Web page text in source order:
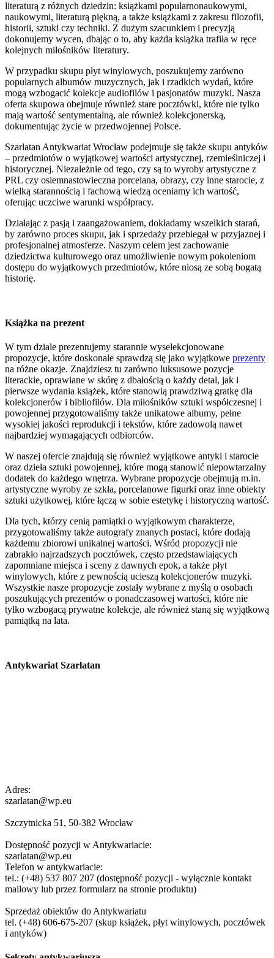
literaturą z różnych dziedzin: książkami popularnonaukowymi,
naukowymi, literaturą piękną, a także książkami z zakresu filozofii,
historii, sztuki czy techniki. Z dużym szacunkiem i precyzją
dokonujemy wycen, dbając o to, aby każda książka trafiła w ręce
kolejnych miłośników literatury.
W przypadku skupu płyt winylowych, poszukujemy zarówno
popularnych albumów muzycznych, jak i rzadkich wydań, które
mogą wzbogacić kolekcje audiofilów i pasjonatów muzyki. Nasza
oferta skupowa obejmuje również stare pocztówki, które nie tylko
mają wartość sentymentalną, ale również kolekcjonerską,
dokumentując życie w przedwojennej Polsce.
Szarlatan Antykwariat Wrocław podejmuje się także skupu antyków
– przedmiotów o wyjątkowej wartości artystycznej, rzemieślniczej i
historycznej. Niezależnie od tego, czy są to wyroby artystyczne z
PRL czy osiemnastowieczna porcelana, obrazy, czy inne starocie, z
wielką starannością i fachową wiedzą oceniamy ich wartość,
oferując uczciwe warunki współpracy.
Działając z pasją i zaangażowaniem, dokładamy wszelkich starań,
by zarówno proces skupu, jak i sprzedaży przebiegał w przyjaznej i
profesjonalnej atmosferze. Naszym celem jest zachowanie
dziedzictwa kulturowego oraz umożliwienie nowym pokoleniom
dostępu do wyjątkowych przedmiotów, które niosą ze sobą bogatą
historię.
Książka na prezent
W tym dziale prezentujemy starannie wyselekcjonowane
propozycje, które doskonale sprawdzą się jako wyjątkowe prezenty
na różne okazje. Znajdziesz tu zarówno luksusowe pozycje
literackie, oprawiane w skórę z dbałością o każdy detal, jak i
pierwsze wydania książek, które stanowią prawdziwą gratkę dla
kolekcjonerów i bibliofilów. Dla miłośników sztuki współczesnej i
powojennej przygotowaliśmy także unikatowe albumy, pełne
wysokiej jakości reprodukcji i tekstów, które zadowolą nawet
najbardziej wymagających odbiorców.
W naszej ofercie znajdują się również wyjątkowe antyki i starocie
oraz dzieła sztuki powojennej, które mogą stanowić niepowtarzalny
dodatek do każdego wnętrza. Wybrane propozycje obejmują m.in.
artystyczne wyroby ze szkła, porcelanowe figurki oraz inne obiekty
sztuki użytkowej, które łączą w sobie estetykę i historyczną wartość.
Dla tych, którzy cenią pamiątki o wyjątkowym charakterze,
przygotowaliśmy także autografy znanych postaci, które dodają
każdemu zbiorowi unikalnej wartości. Wśród propozycji nie
zabrakło najrzadszych pocztówek, często przedstawiających
zapomniane miejsca i sceny z dawnych epok, a także płyt
winylowych, które z pewnością ucieszą kolekcjonerów muzyki.
Wszystkie nasze propozycje zostały wybrane z myślą o osobach
poszukujących prezentów o ponadczasowej wartości, które nie
tylko wzbogacą prywatne kolekcje, ale również staną się wyjątkową
pamiątką na lata.
Antykwariat Szarlatan
Adres:
szarlatan@wp.eu
Szczytnicka 51, 50-382 Wrocław
Dostępność pozycji w Antykwariacie:
szarlatan@wp.eu
Telefon w antykwariacie:
tel.: (+48) 537 807 207 (dostępność pozycji - wyłącznie kontakt
mailowy lub przez formularz na stronie produktu)
Sprzedaż obiektów do Antykwariatu
tel. (+48) 606-675-207 (skup książek, płyt winylowych, pocztówek
i antyków)